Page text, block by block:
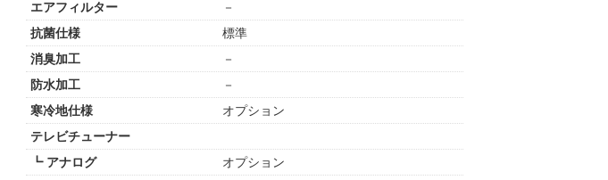
エアフィルター
－
抗菌仕様
標準
消臭加工
－
防水加工
－
寒冷地仕様
オプション
テレビチューナー
┗ アナログ
オプション